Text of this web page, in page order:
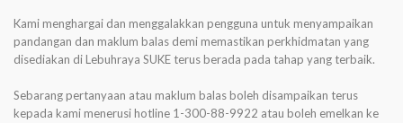
Kami menghargai dan menggalakkan pengguna untuk menyampaikan
pandangan dan maklum balas demi memastikan perkhidmatan yang
disediakan di Lebuhraya SUKE terus berada pada tahap yang terbaik.
Sebarang pertanyaan atau maklum balas boleh disampaikan terus
kepada kami menerusi hotline 1-300-88-9922 atau boleh emelkan ke